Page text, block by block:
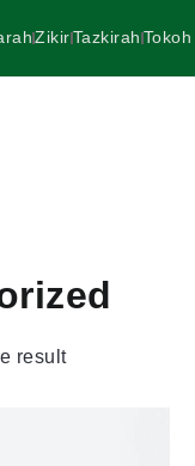
ZikirTazkirah Tokoh
result